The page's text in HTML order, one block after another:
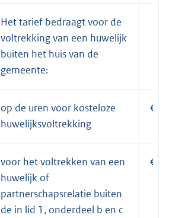
Het tarief bedraagt voor de
voltrekking van een huwelijk
buiten het huis van de
gemeente:
op de uren voor kosteloze
huwelijksvoltrekking
€
voor het voltrekken van een
huwelijk of
partnerschapsrelatie buiten
de in lid 1, onderdeel b en c
€